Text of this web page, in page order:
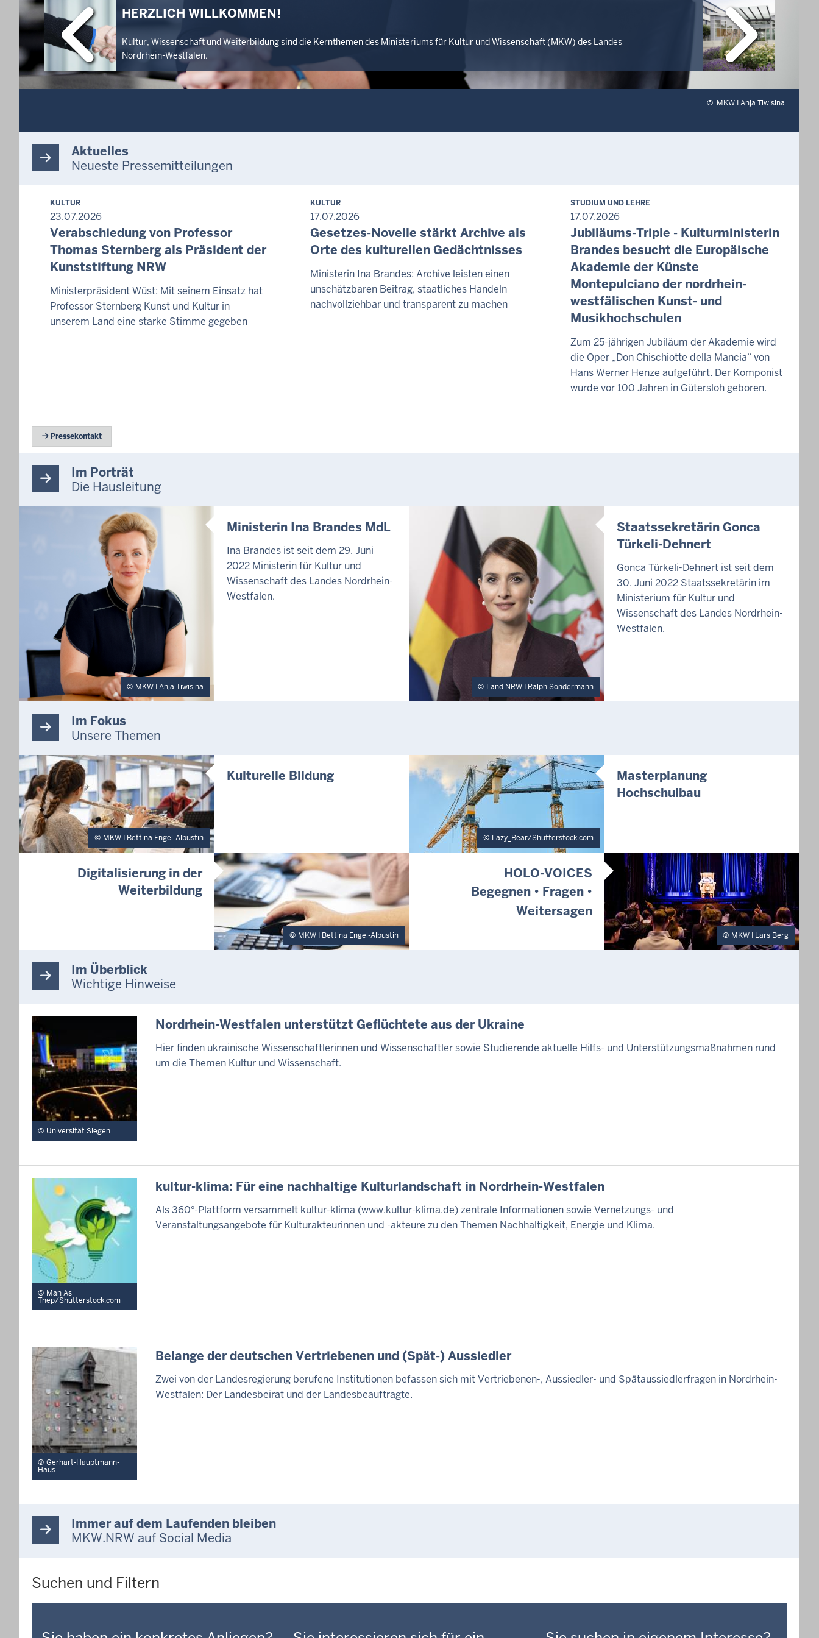
HERZLICH WILLKOMMEN!
Kultur, Wissenschaft und Weiterbildung sind die Kernthemen des Ministeriums für Kultur und Wissenschaft (MKW) des Landes
Nordrhein-Westfalen.
© MKW I Anja Tiwisina
Aktuelles
Neueste Pressemitteilungen
KULTUR
23.07.2026
Verabschiedung von Professor
Thomas Sternberg als Präsident der
Kunststiftung NRW
Ministerpräsident Wüst: Mit seinem Einsatz hat
Professor Sternberg Kunst und Kultur in
unserem Land eine starke Stimme gegeben
KULTUR
17.07.2026
Gesetzes-Novelle stärkt Archive als
Orte des kulturellen Gedächtnisses
Ministerin Ina Brandes: Archive leisten einen
unschätzbaren Beitrag, staatliches Handeln
nachvollziehbar und transparent zu machen
STUDIUM UND LEHRE
17.07.2026
Jubiläums-Triple - Kulturministerin
Brandes besucht die Europäische
Akademie der Künste
Montepulciano der nordrhein-
westfälischen Kunst- und
Musikhochschulen
Zum 25-jährigen Jubiläum der Akademie wird
die Oper „Don Chischiotte della Mancia“ von
Hans Werner Henze aufgeführt. Der Komponist
wurde vor 100 Jahren in Gütersloh geboren.
Pressekontakt
Im Porträt
Die Hausleitung
MKW I Anja Tiwisina
Ministerin Ina Brandes MdL
Ina Brandes ist seit dem 29. Juni
2022 Ministerin für Kultur und
Wissenschaft des Landes Nordrhein-
Westfalen.
Land NRW I Ralph Sondermann
Staatssekretärin Gonca
Türkeli-Dehnert
Gonca Türkeli-Dehnert ist seit dem
30. Juni 2022 Staatssekretärin im
Ministerium für Kultur und
Wissenschaft des Landes Nordrhein-
Westfalen.
Im Fokus
Unsere Themen
MKW I Bettina Engel-Albustin
Kulturelle Bildung
Lazy_Bear/Shutterstock.com
Masterplanung
Hochschulbau
MKW I Bettina Engel-Albustin
Digitalisierung in der
Weiterbildung
MKW I Lars Berg
HOLO-VOICES
Begegnen • Fragen •
Weitersagen
Im Überblick
Wichtige Hinweise
Universität Siegen
Nordrhein-Westfalen unterstützt Geflüchtete aus der Ukraine
Hier finden ukrainische Wissenschaftlerinnen und Wissenschaftler sowie Studierende aktuelle Hilfs- und Unterstützungsmaßnahmen rund
um die Themen Kultur und Wissenschaft.
Man As
Thep/Shutterstock.com
kultur-klima: Für eine nachhaltige Kulturlandschaft in Nordrhein-Westfalen
Als 360°-Plattform versammelt kultur-klima (www.kultur-klima.de) zentrale Informationen sowie Vernetzungs- und
Veranstaltungsangebote für Kulturakteurinnen und -akteure zu den Themen Nachhaltigkeit, Energie und Klima.
Gerhart-Hauptmann-
Haus
Belange der deutschen Vertriebenen und (Spät-) Aussiedler
Zwei von der Landesregierung berufene Institutionen befassen sich mit Vertriebenen-, Aussiedler- und Spätaussiedlerfragen in Nordrhein-
Westfalen: Der Landesbeirat und der Landesbeauftragte.
Immer auf dem Laufenden bleiben
MKW.NRW auf Social Media
Suchen und Filtern